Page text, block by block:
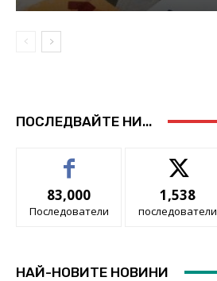
ПОСЛЕДВАЙТЕ НИ...
83,000
Последователи
1,538
последователи
НАЙ-НОВИТЕ НОВИНИ